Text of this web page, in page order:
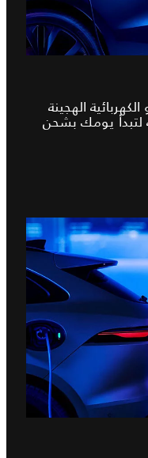
الهجينة
لتبدأ يومك بشحن